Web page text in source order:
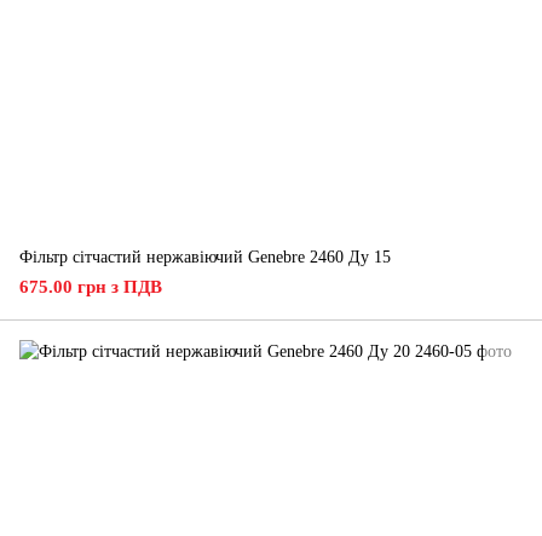
Фільтр сітчастий нержавіючий Genebre 2460 Ду 15
675.00 грн з ПДВ